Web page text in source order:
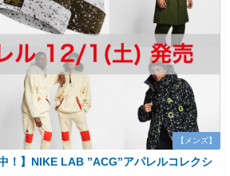
【メンズ】
！】NIKE LAB ”ACG”アパレルコレクシ